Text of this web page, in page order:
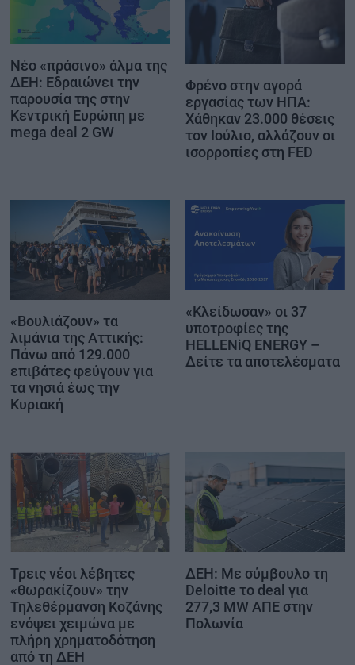
Νέο «πράσινο» άλμα της
ΔΕΗ: Εδραιώνει την
παρουσία της στην
Κεντρική Ευρώπη με
mega deal 2 GW
Φρένο στην αγορά
εργασίας των ΗΠΑ:
Χάθηκαν 23.000 θέσεις
τον Ιούλιο, αλλάζουν οι
ισορροπίες στη FED
«Βουλιάζουν» τα
λιμάνια της Αττικής:
Πάνω από 129.000
επιβάτες φεύγουν για
τα νησιά έως την
Κυριακή
«Κλείδωσαν» οι 37
υποτροφίες της
HELLENiQ ENERGY –
Δείτε τα αποτελέσματα
Τρεις νέοι λέβητες
«θωρακίζουν» την
Τηλεθέρμανση Κοζάνης
ενόψει χειμώνα με
πλήρη χρηματοδότηση
από τη ΔΕΗ
ΔΕΗ: Με σύμβουλο τη
Deloitte το deal για
277,3 MW ΑΠΕ στην
Πολωνία